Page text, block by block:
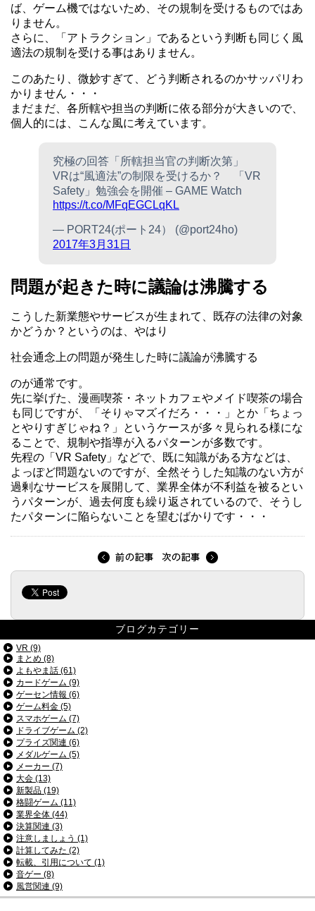
ば、ゲーム機ではないため、その規制を受けるものではあ
りません。
さらに、「アトラクション」であるという判断も同じく風
適法の規制を受ける事はありません。
このあたり、微妙すぎて、どう判断されるのかサッパリわ
かりません・・・
まだまだ、各所轄や担当の判断に依る部分が大きいので、
個人的には、こんな風に考えています。
究極の回答「所轄担当官の判断次第」
VRは“風適法”の制限を受けるか？ 「VR
Safety」勉強会を開催 – GAME Watch
https://t.co/MFqEGCLqKL
— PORT24(ポート24） (@port24ho)
2017年3月31日
問題が起きた時に議論は沸騰する
こうした新業態やサービスが生まれて、既存の法律の対象
かどうか？というのは、やはり
社会通念上の問題が発生した時に議論が沸騰する
のが通常です。
先に挙げた、漫画喫茶・ネットカフェやメイド喫茶の場合
も同じですが、「そりゃマズイだろ・・・」とか「ちょっ
とやりすぎじゃね？」というケースが多々見られる様にな
ることで、規制や指導が入るパターンが多数です。
先程の「VR Safety」などで、既に知識がある方などは、
よっぽど問題ないのですが、全然そうした知識のない方が
過剰なサービスを展開して、業界全体が不利益を被るとい
うパターンが、過去何度も繰り返されているので、そうし
たパターンに陥らないことを望むばかりです・・・
ブログカテゴリー
VR (9)
まとめ (8)
よもやま話 (61)
カードゲーム (9)
ゲーセン情報 (6)
ゲーム料金 (5)
スマホゲーム (7)
ドライブゲーム (2)
プライズ関連 (6)
メダルゲーム (5)
メーカー (7)
大会 (13)
新製品 (19)
格闘ゲーム (11)
業界全体 (44)
決算関連 (3)
注意しましょう (1)
計算してみた (2)
転載、引用について (1)
音ゲー (8)
風営関連 (9)